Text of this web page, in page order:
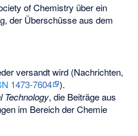
of Chemistry über ein
der Überschüsse aus dem
versandt wird (Nachrichten,
1473-7604
).
Technology, die Beiträge aus
im Bereich der Chemie